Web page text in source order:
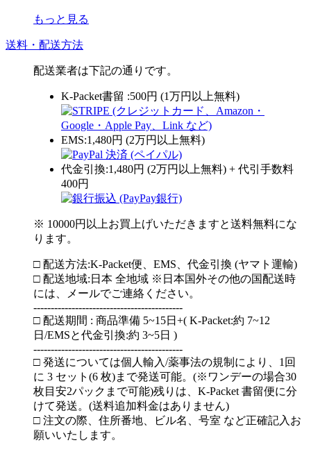
もっと見る
送料・配送方法
配送業者は下記の通りです。
K-Packet書留 :500円 (1万円以上無料)
EMS:1,480円 (2万円以上無料)
代金引換:1,480円 (2万円以上無料) + 代引手数料
400円
※ 10000円以上お買上げいただきますと送料無料にな
ります。
□ 配送方法:K-Packet便、EMS、代金引換 (ヤマト運輸)
□ 配送地域:日本 全地域 ※日本国外その他の国配送時
には、メールでご連絡ください。
-------------------------------------------
□ 配送期間 : 商品準備 5~15日+( K-Packet:約 7~12
日/EMSと代金引換:約 3~5日 )
-------------------------------------------
□ 発送については個人輸入/薬事法の規制により、1回
に 3 セット(6 枚)まで発送可能。(※ワンデーの場合30
枚目安2パックまで可能)残りは、K-Packet 書留便に分
けて発送。(送料追加料金はありません)
□ 注文の際、住所番地、ビル名、号室 など正確記入お
願いいたします。